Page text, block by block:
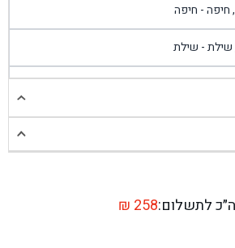
צפונית מול כביש 4 - פרדיס
תעשייה זעירה, עיילבון - עיילבון
לתשלום: ₪ 258